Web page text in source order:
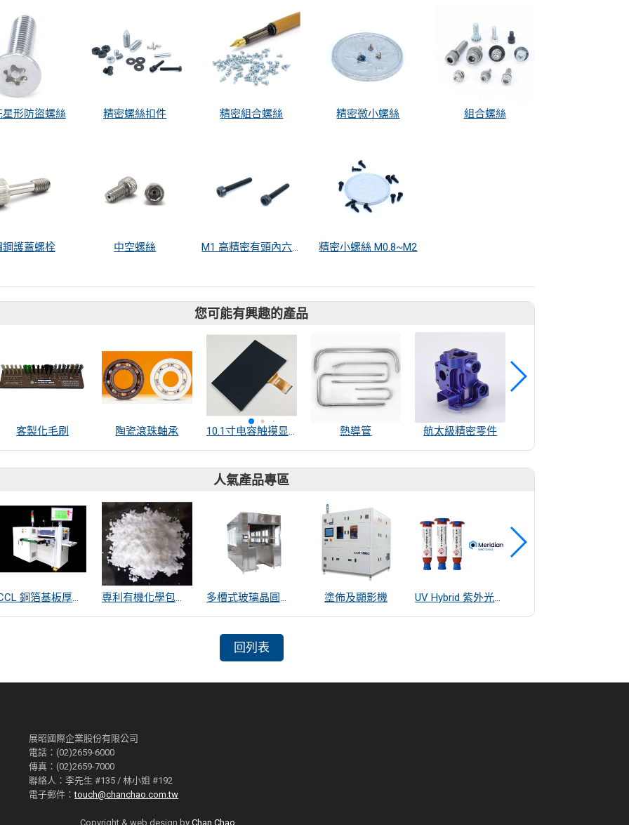
形防盜螺絲 精密螺絲扣件 精密組合螺絲 精密微小螺絲 組合螺絲
鋼護蓋螺栓 中空螺絲 M1 高精密有頭內六角微小螺絲 精密小螺絲 M0.8~M2
您可能有興趣的產品
客製化毛刷 陶瓷滾珠軸承 10.1寸电容触摸显示总成 熱導管 航太級精密零件
人氣產品專區
CCL 銅箔基板厚度量測 專利有機化學包覆SiO2遠紅外線散熱粒子 多槽式玻璃晶圓清洗機 塗佈及顯影機 UV Hybrid 紫外光混合系統接著劑
回列表
展昭國際企業股份有限公司
電話：(02)2659-6000
傳真：(02)2659-7000
聯絡人：李先生 #135 / 林小姐 #192
電子郵件：touch@chanchao.com.tw
Copyright & web design by Chan Chao